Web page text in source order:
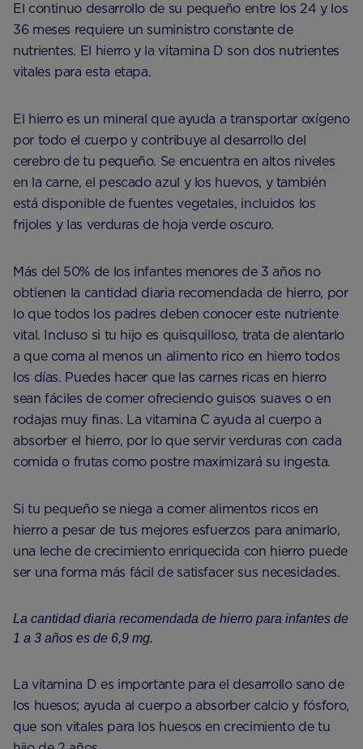
El continuo desarrollo de su pequeño entre los 24 y los
36 meses requiere un suministro constante de
nutrientes. El hierro y la vitamina D son dos nutrientes
vitales para esta etapa.
El hierro es un mineral que ayuda a transportar oxígeno
por todo el cuerpo y contribuye al desarrollo del
cerebro de tu pequeño. Se encuentra en altos niveles
en la carne, el pescado azul y los huevos, y también
está disponible de fuentes vegetales, incluidos los
frijoles y las verduras de hoja verde oscuro.
Más del 50% de los infantes menores de 3 años no
obtienen la cantidad diaria recomendada de hierro, por
lo que todos los padres deben conocer este nutriente
vital. Incluso si tu hijo es quisquilloso, trata de alentarlo
a que coma al menos un alimento rico en hierro todos
los días. Puedes hacer que las carnes ricas en hierro
sean fáciles de comer ofreciendo guisos suaves o en
rodajas muy finas. La vitamina C ayuda al cuerpo a
absorber el hierro, por lo que servir verduras con cada
comida o frutas como postre maximizará su ingesta.
Si tu pequeño se niega a comer alimentos ricos en
hierro a pesar de tus mejores esfuerzos para animarlo,
una leche de crecimiento enriquecida con hierro puede
ser una forma más fácil de satisfacer sus necesidades.
La cantidad diaria recomendada de hierro para infantes de
1 a 3 años es de 6,9 ​​mg.
La vitamina D es importante para el desarrollo sano de
los huesos; ayuda al cuerpo a absorber calcio y fósforo,
que son vitales para los huesos en crecimiento de tu